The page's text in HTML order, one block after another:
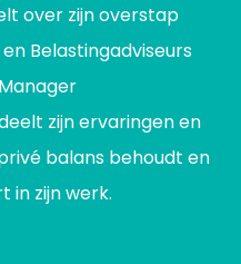
over zijn overstap
Belastingadviseurs
zijn ervaringen en
balans behoudt en
in zijn werk.